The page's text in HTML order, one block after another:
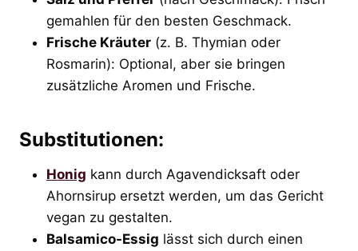
gemahlen für den besten Geschmack.
Frische Kräuter (z. B. Thymian oder
Rosmarin): Optional, aber sie bringen
zusätzliche Aromen und Frische.
Substitutionen:
Honig kann durch Agavendicksaft oder
Ahornsirup ersetzt werden, um das Gericht
vegan zu gestalten.
Balsamico-Essig lässt sich durch einen